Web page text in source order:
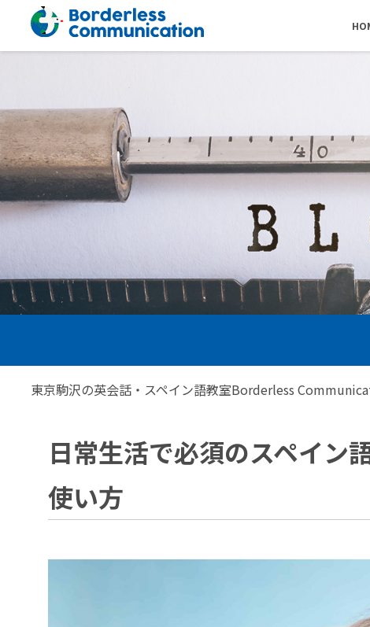
東京駒沢の英会話・スペイン語教室Borderless
日常生活で必須のスペイン
使い方